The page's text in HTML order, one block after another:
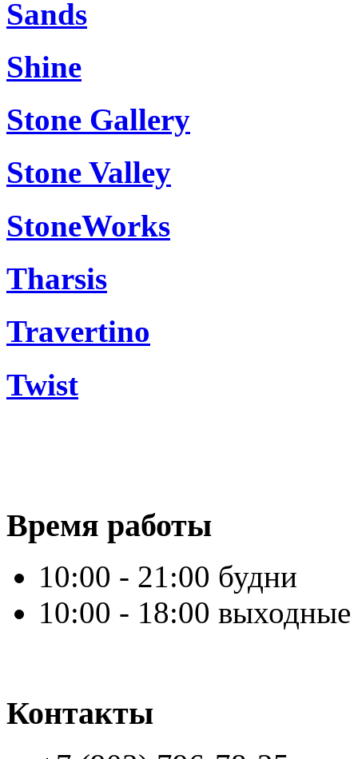
Sands
Shine
Stone Gallery
Stone Valley
StoneWorks
Tharsis
Travertino
Twist
Время работы
10:00 - 21:00 будни
10:00 - 18:00 выходные
Контакты